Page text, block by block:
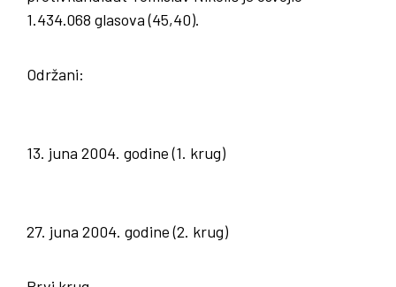
1.434.068 glasova (45,40).
Održani:
13. juna 2004. godine (1. krug)
27. juna 2004. godine (2. krug)